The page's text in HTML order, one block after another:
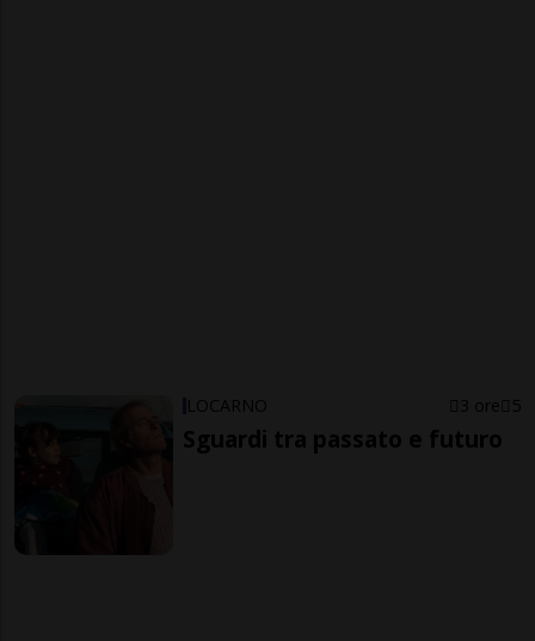
LOCARNO 3 ore 5
Sguardi tra passato e futuro